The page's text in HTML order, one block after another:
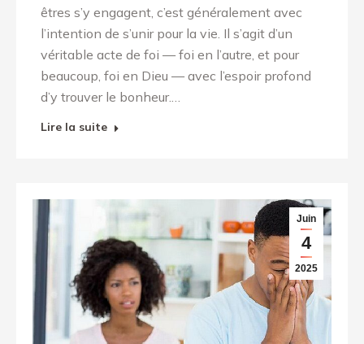
êtres s’y engagent, c’est généralement avec
l’intention de s’unir pour la vie. Il s’agit d’un
véritable acte de foi — foi en l’autre, et pour
beaucoup, foi en Dieu — avec l’espoir profond
d’y trouver le bonheur.…
Lire la suite
Juin
4
2025